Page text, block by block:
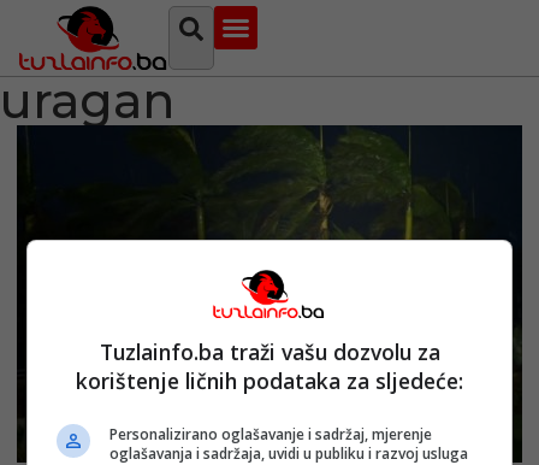
uragan
Tuzlainfo.ba traži vašu dozvolu za
korištenje ličnih podataka za sljedeće:
Personalizirano oglašavanje i sadržaj, mjerenje
oglašavanja i sadržaja, uvidi u publiku i razvoj usluga